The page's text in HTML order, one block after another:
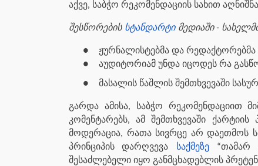
აქვე, საბჭო რეკომენდაციის სახით
შესწორების სტანდარტი მედიაში -
●
ჟურნალისტებმა და
●
აუდიტორიამ უნდა იცოდეს რა
● მასალის წაშლის შემთხვევაში
გარდა ამისა, საბჭო რეკომენდაციით
კომენტარებს, ამ შემთხვევაში
მოდერაცია, რათა სივრცე არ დაეთმოს
პრინციპის დარღვევა
საქმეზე
“თამარ
შესაძლებელი იყო განმცხადებლის